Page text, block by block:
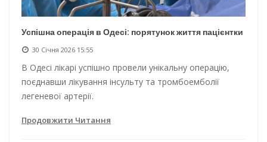
Успішна операція в Одесі: порятунок життя пацієнтки
30 Січня 2026 15:55
В Одесі лікарі успішно провели унікальну операцію,
поєднавши лікування інсульту та тромбоемболії
легеневої артерії.
Продовжити Читання